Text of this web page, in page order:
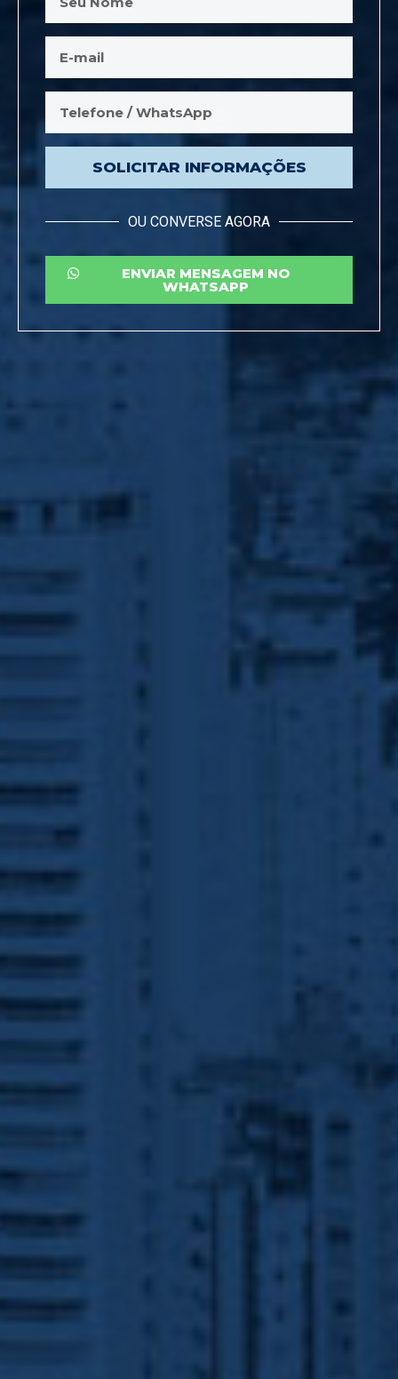
SOLICITAR INFORMAÇÕES
OU CONVERSE AGORA
ENVIAR MENSAGEM NO
WHATSAPP